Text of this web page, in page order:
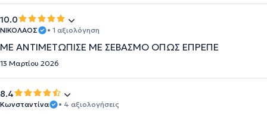
10.0
ΝΙΚΟΛΑΟΣ • 1 αξιολόγηση
ΜΕ ΑΝΤΙΜΕΤΩΠΙΣΕ ΜΕ ΣΕΒΑΣΜΟ ΟΠΩΣ ΕΠΡΕΠΕ
13 Μαρτίου 2026
8.4
Κωνσταντίνα • 4 αξιολογήσεις